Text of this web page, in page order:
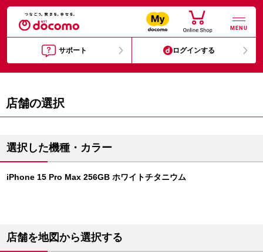
MENU
サポート ログインする
店舗の選択
選択した機種・カラー
iPhone 15 Pro Max 256GB ホワイトチタニウム
店舗を地図から選択する